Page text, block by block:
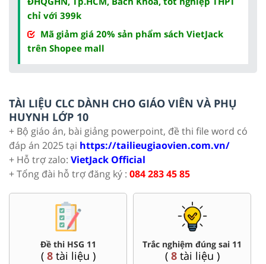
chỉ với 399k
Mã giảm giá 20% sản phẩm sách VietJack
trên Shopee mall
TÀI LIỆU CLC DÀNH CHO GIÁO VIÊN VÀ PHỤ
HUYNH LỚP 10
+ Bộ giáo án, bài giảng powerpoint, đề thi file word có
đáp án 2025 tại https://tailieugiaovien.com.vn/
+ Hỗ trợ zalo: VietJack Official
+ Tổng đài hỗ trợ đăng ký : 084 283 45 85
Đề thi HSG 11
( 8tài liệu )
Trắc nghiệm đúng sai 11
( 8tài liệu )